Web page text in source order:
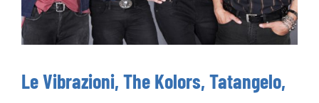
Le Vibrazioni, The Kolors, Tatangelo,